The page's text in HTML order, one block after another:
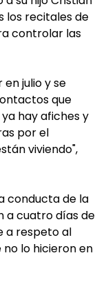
los recitales de
controlar las
julio y se
que
hay afiches y
por el
viviendo",
conducta de la
a cuatro días de
a respeto al
lo hicieron en